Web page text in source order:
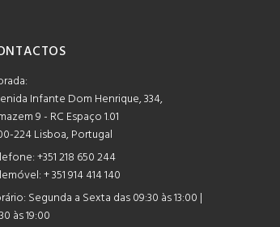
Infante Dom Henrique, 334,
9 - RC Espaço 1.01
224 Lisboa, Portugal
+351 218 650 244
+ 351 914 414 140
Segunda a Sexta das 09:30 às 13:00 |
às 19:00